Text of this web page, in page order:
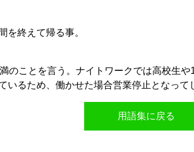
を終えて帰る事。
のことを言う。ナイトワークでは高校生
いるため、働かせた場合営業停止となって
用語集に戻る